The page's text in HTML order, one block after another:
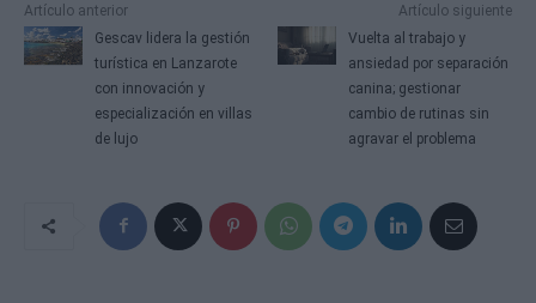
Artículo anterior
Gescav lidera la gestión
turística en Lanzarote
con innovación y
especialización en villas
de lujo
Artículo siguiente
Vuelta al trabajo y
ansiedad por separación
canina; gestionar
cambio de rutinas sin
agravar el problema